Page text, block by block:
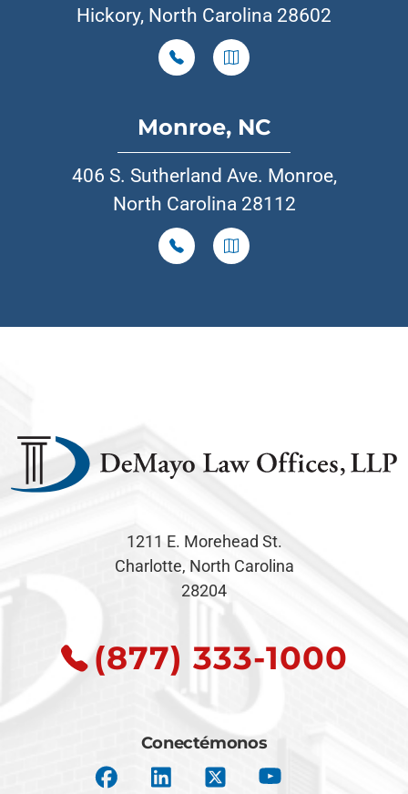
Hickory, North Carolina 28602
Monroe, NC
406 S. Sutherland Ave. Monroe,
North Carolina 28112
1211 E. Morehead St.
Charlotte, North Carolina
28204
(877) 333-1000
Conectémonos